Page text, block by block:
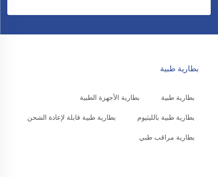
بطارية طبية
بطارية طبية بطارية الأجهزة الطبية
بطارية طبية بالليثيوم بطارية طبية قابلة لإعادة الشحن
بطارية مراقب طبي